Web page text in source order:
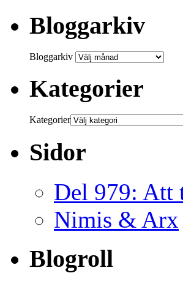
Bloggarkiv
Bloggarkiv
Kategorier
Kategorier
Sidor
Del 979: Att
Nimis & Arx
Blogroll